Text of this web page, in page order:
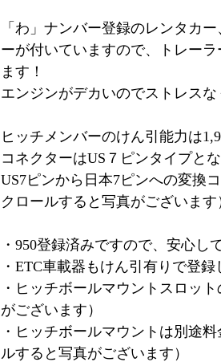
「わ」ナンバー登録のレンタカ
ーが付いていますので、トレー
ます！
エンジンがデカいのでストレスな
ヒッチメンバーのけん引能力は
コネクターはUS７ピンタイプとな
US7ピンから日本7ピンへの変換
クロールすると写真がございます
・950登録済みですので、安心し
・ETC車載器もけん引有りで登録
・ヒッチボールマウントスロッ
がございます）
・ヒッチボールマウントは別途
ルすると写真がございます）